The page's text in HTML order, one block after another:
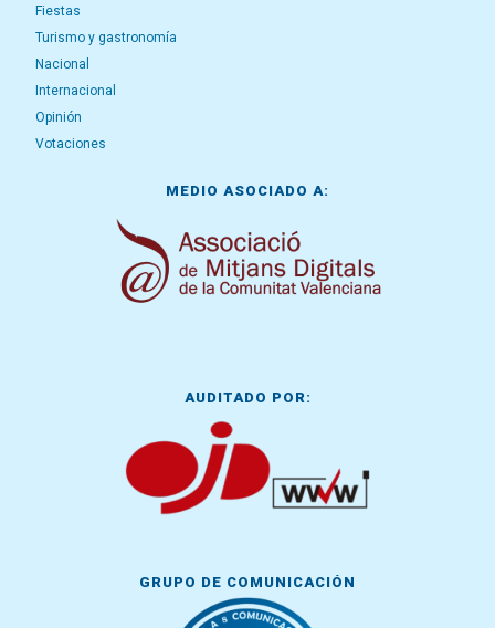
Fiestas
Turismo y gastronomía
Nacional
Internacional
Opinión
Votaciones
MEDIO ASOCIADO A:
AUDITADO POR:
GRUPO DE COMUNICACIÓN